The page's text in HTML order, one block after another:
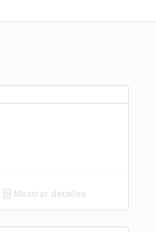
Mostrar detalles